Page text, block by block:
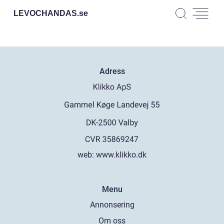
LEVOCHANDAS.se
Adress
web: www.klikko.dk
Menu
Annonsering
Om oss